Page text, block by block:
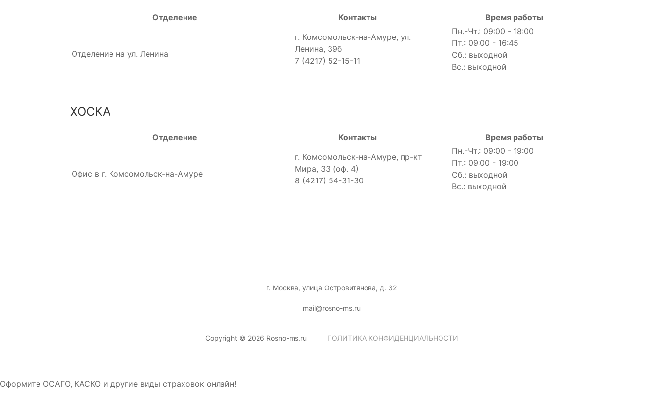
Отделение Контакты Время работы
Отделение на ул. Ленина
г. Комсомольск-на-Амуре, ул.
Ленина, 39б
7 (4217) 52-15-11
Пн.-Чт.: 09:00 - 18:00
Пт.: 09:00 - 16:45
Сб.: выходной
Вс.: выходной
ХОСКА
Отделение Контакты Время работы
Офис в г. Комсомольск-на-Амуре
г. Комсомольск-на-Амуре, пр-кт
Мира, 33 (оф. 4)
8 (4217) 54-31-30
Пн.-Чт.: 09:00 - 19:00
Пт.: 09:00 - 19:00
Сб.: выходной
Вс.: выходной
г. Москва, улица Островитянова, д. 32
mail@rosno-ms.ru
Copyright © 2026 Rosno-ms.ru ПОЛИТИКА КОНФИДЕНЦИАЛЬНОСТИ
Оформите ОСАГО, КАСКО и другие виды страховок онлайн!